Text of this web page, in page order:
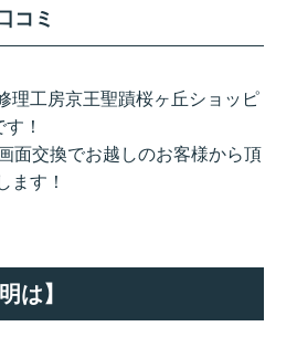
コミ
理工房京王聖蹟桜ヶ丘ショッピ
！
面交換でお越しのお客様から頂
ます！
は】